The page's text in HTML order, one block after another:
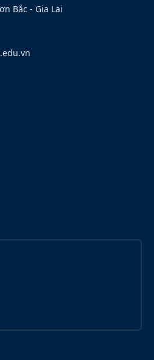
Bắc - Gia Lai